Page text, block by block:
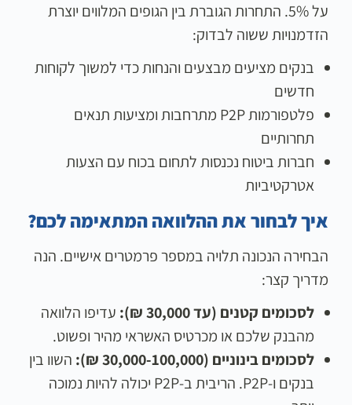
על 5%. התחרות הגוברת בין הגופים המלווים יוצרת
הזדמנויות ששוה לבדוק:
בנקים מציעים מבצעים והנחות כדי למשוך לקוחות
חדשים
פלטפורמות P2P מתרחבות ומציעות תנאים
תחרותיים
חברות ביטוח נכנסות לתחום בכוח עם הצעות
אטרקטיביות
איך לבחור את ההלוואה המתאימה לכם?
הבחירה הנכונה תלויה במספר פרמטרים אישיים. הנה
מדריך קצר:
לסכומים קטנים (עד 30,000 ₪):
עדיפו הלוואה
מהבנק שלכם או מכרטיס האשראי מהיר ופשוט.
לסכומים בינוניים (30,000-100,000 ₪):
השוו בין
בנקים ו-P2P. הריבית ב-P2P יכולה להיות נמוכה